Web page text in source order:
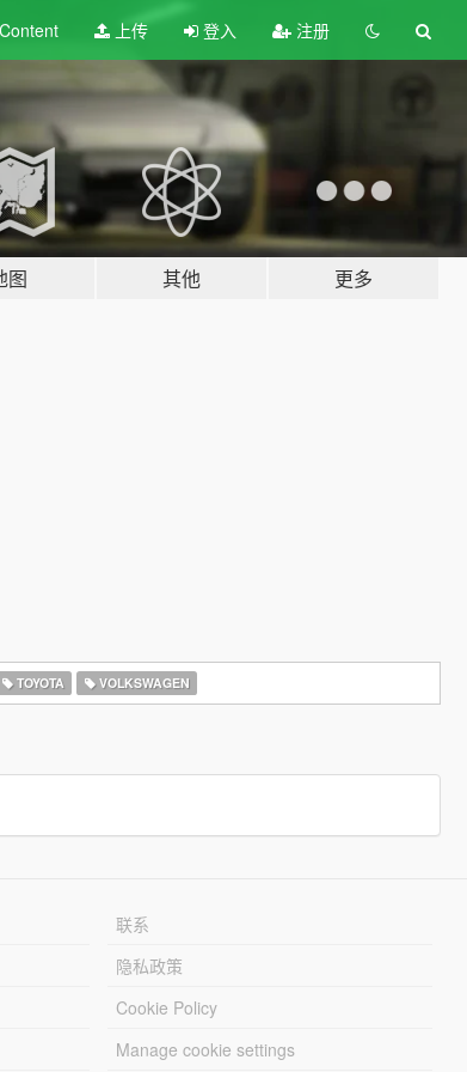
Content 上传 登入 注册
图 其他 更多
TOYOTA VOLKSWAGEN
联系
隐私政策
Cookie Policy
Manage cookie settings